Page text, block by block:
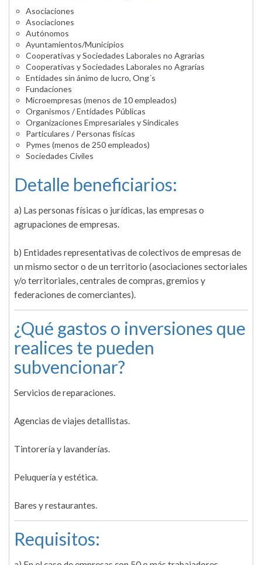
Asociaciones
Asociaciones
Autónomos
Ayuntamientos/Municipios
Cooperativas y Sociedades Laborales no Agrarias
Cooperativas y Sociedades Laborales no Agrarias
Entidades sin ánimo de lucro, Ong´s
Fundaciones
Microempresas (menos de 10 empleados)
Organismos / Entidades Públicas
Organizaciones Empresariales y Sindicales
Particulares / Personas físicas
Pymes (menos de 250 empleados)
Sociedades Civiles
Detalle beneficiarios:
a) Las personas físicas o jurídicas, las empresas o
agrupaciones de empresas.
b) Entidades representativas de colectivos de empresas de
un mismo sector o de un territorio (asociaciones sectoriales
y/o territoriales, centrales de compras, gremios y
federaciones de comerciantes).
¿Qué gastos o inversiones que
realices te pueden
subvencionar?
Servicios de reparaciones.
Agencias de viajes detallistas.
Tintorería y lavanderías.
Peluquería y estética.
Bares y restaurantes.
Requisitos: